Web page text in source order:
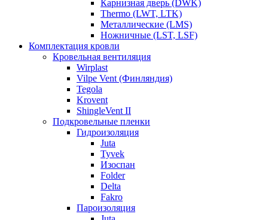
Карнизная дверь (DWK)
Thermo (LWT, LTK)
Металлические (LMS)
Ножничные (LST, LSF)
Комплектация кровли
Кровельная вентиляция
Wirplast
Vilpe Vent (Финляндия)
Tegola
Krovent
ShingleVent II
Подкровельные пленки
Гидроизоляция
Juta
Tyvek
Изоспан
Folder
Delta
Fakro
Пароизоляция